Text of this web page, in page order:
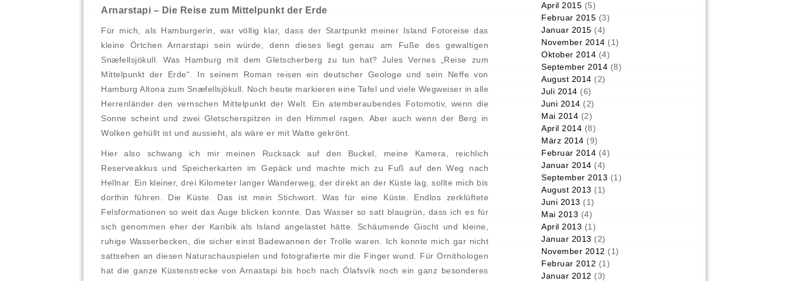
Arnarstapi – Die Reise zum Mittelpunkt der Erde
Für mich, als Hamburgerin, war völlig klar, dass der Startpunkt meiner Island Fotoreise das
kleine Örtchen Arnarstapi sein würde, denn dieses liegt genau am Fuße des gewaltigen
Snæfellsjökull. Was Hamburg mit dem Gletscherberg zu tun hat? Jules Vernes „Reise zum
Mittelpunkt der Erde“. In seinem Roman reisen ein deutscher Geologe und sein Neffe von
Hamburg Altona zum Snæfellsjökull. Noch heute markieren eine Tafel und viele Wegweiser in alle
Herrenländer den vernschen Mittelpunkt der Welt. Ein atemberaubendes Fotomotiv, wenn die
Sonne scheint und zwei Gletscherspitzen in den Himmel ragen. Aber auch wenn der Berg in
Wolken gehüllt ist und aussieht, als wäre er mit Watte gekrönt.
Hier also schwang ich mir meinen Rucksack auf den Buckel, meine Kamera, reichlich
Reserveakkus und Speicherkarten im Gepäck und machte mich zu Fuß auf den Weg nach
Hellnar. Ein kleiner, drei Kilometer langer Wanderweg, der direkt an der Küste lag, sollte mich bis
dorthin führen. Die Küste. Das ist mein Stichwort. Was für eine Küste. Endlos zerklüftete
Felsformationen so weit das Auge blicken konnte. Das Wasser so satt blaugrün, dass ich es für
sich genommen eher der Karibik als Island angelastet hätte. Schäumende Gischt und kleine,
ruhige Wasserbecken, die sicher einst Badewannen der Trolle waren. Ich konnte mich gar nicht
sattsehen an diesen Naturschauspielen und fotografierte mir die Finger wund. Für Ornithologen
hat die ganze Küstenstrecke von Arnastapi bis hoch nach Ólafsvík noch ein ganz besonderes
April 2015 (5)
Februar 2015 (3)
Januar 2015 (4)
November 2014 (1)
Oktober 2014 (4)
September 2014 (8)
August 2014 (2)
Juli 2014 (6)
Juni 2014 (2)
Mai 2014 (2)
April 2014 (8)
März 2014 (9)
Februar 2014 (4)
Januar 2014 (4)
September 2013 (1)
August 2013 (1)
Juni 2013 (1)
Mai 2013 (4)
April 2013 (1)
Januar 2013 (2)
November 2012 (1)
Februar 2012 (1)
Januar 2012 (3)